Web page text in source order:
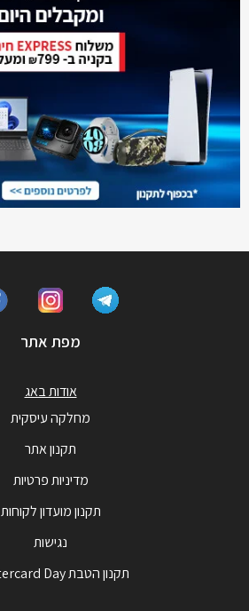
מפת אתר
אודות באג
מחלקה עיסקית
תקנון אתר
מדיניות פרטיות
תקנון מועדון לקוחות
נגישות
תקנון הטבת Mastercard Day